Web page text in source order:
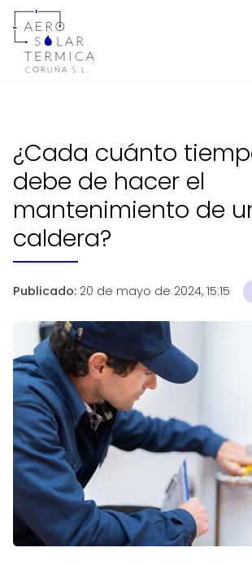
¿Cada cuánto
debe de hacer el
mantenimiento de
caldera?
Publicado: 20 de mayo de 2024, 15:15